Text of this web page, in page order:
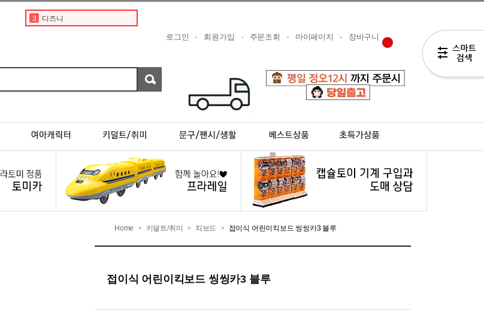
3 디즈니
6 도요타
9 초이카
10 포켓몬스터카드
2 토미카경찰차
로그인 회원가입 주문조회 마이페이지 장바구니
Home > 키덜트/취미 > 킥보드 > 접이식 어린이킥보드 씽씽카3 블루
접이식 어린이킥보드 씽씽카3 블루